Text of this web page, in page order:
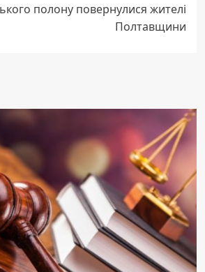
полону повернулися жителі
Полтавщини